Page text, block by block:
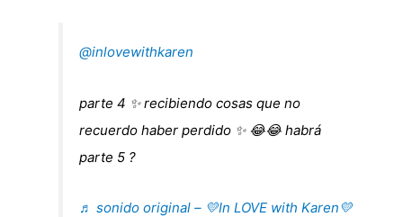
@inlovewithkaren
parte 4 ✨ recibiendo cosas que no
recuerdo haber perdido ✨ 😂😂 habrá
parte 5 ?
♬ sonido original – 💛In LOVE with Karen💛